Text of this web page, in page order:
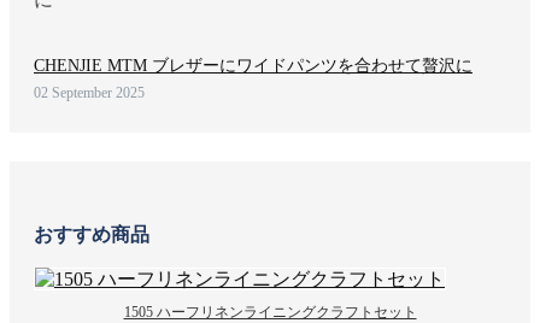
CHENJIE MTM ブレザーにワイドパンツを合わせて贅沢に
02 September 2025
おすすめ商品
1505 ハーフリネンライニングクラフトセット